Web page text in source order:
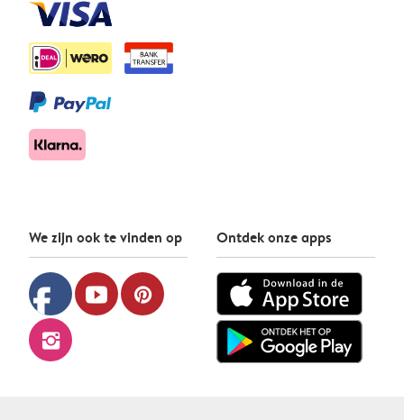
We zijn ook te vinden op
facebook youtube pinterest
instagram
Ontdek onze apps